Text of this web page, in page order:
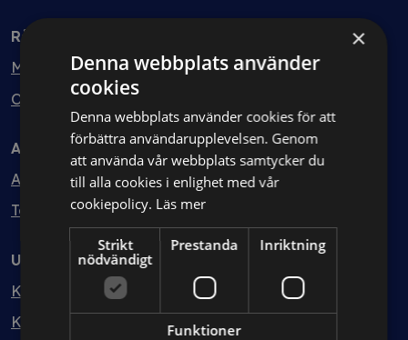
Rådgivning
Min bolagsjurist
Ombud
Avtal
Avtalshantering
Testa kostnadsfritt
Utbildning
Kurser
Kurspaket
×
Denna webbplats använder
cookies
Denna webbplats använder cookies för att
förbättra användarupplevelsen. Genom
att använda vår webbplats samtycker du
till alla cookies i enlighet med vår
cookiepolicy. Läs mer
Strikt
nödvändigt
Prestanda Inriktning
Funktioner